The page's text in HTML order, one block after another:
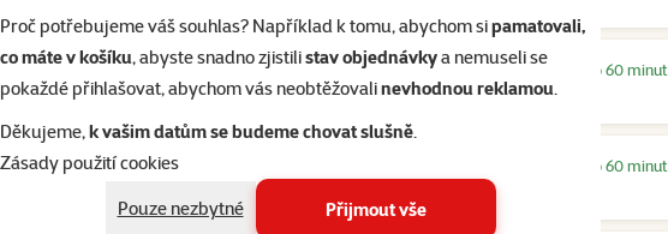
Proč potřebujeme váš souhlas? Například k tomu, abychom sipamatovali,
co máte v košíku, abyste snadno zjistilistav objednávkya nemuseli se
pokaždé přihlašovat, abychom vás neobtěžovalinevhodnou reklamou.
Děkujeme,k vašim datům se budeme chovat slušně.
Zásady použití cookies
Pouze nezbytné
Přijmout vše
Český Krumlov
Urbinská 238, Český Krumlov
do 60 minut
Čestlice
Čestlice komerční zóna, U Makra 123, Čestlice
do 60 minut